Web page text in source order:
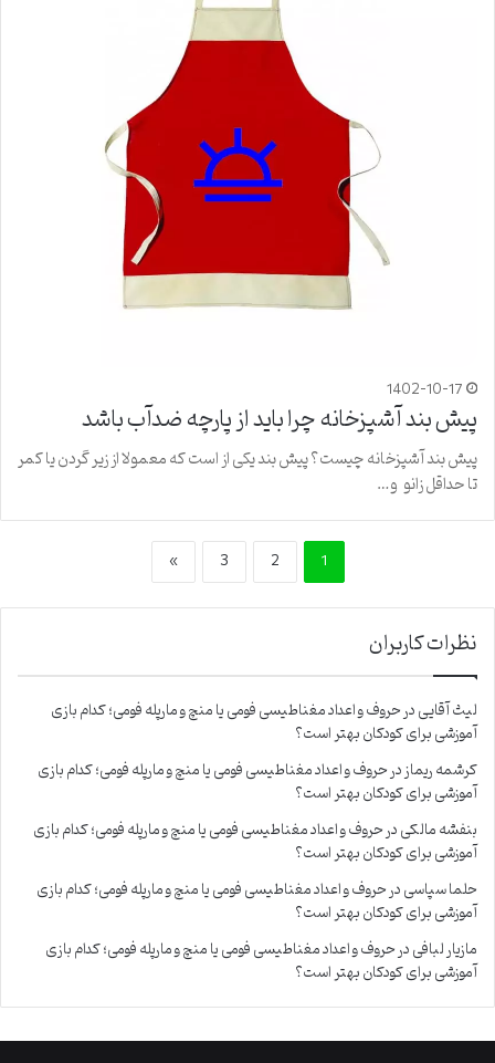
1402-10-17
پیش بند آشپزخانه چرا باید از پارچه ضدآب باشد
پیش بند آشپزخانه چیست؟ پیش بند یکی از است که معمولا از زیر گردن یا کمر
تا حداقل زانو و…
1
2
3
»
نظرات کاربران
لیث آقاییدرحروف و اعداد مغناطیسی فومی یا منچ و مارپله فومی؛ کدام بازی
آموزشی برای کودکان بهتر است؟
کرشمه ریمازدرحروف و اعداد مغناطیسی فومی یا منچ و مارپله فومی؛ کدام بازی
آموزشی برای کودکان بهتر است؟
بنفشه مالکیدرحروف و اعداد مغناطیسی فومی یا منچ و مارپله فومی؛ کدام بازی
آموزشی برای کودکان بهتر است؟
حلما سپاسیدرحروف و اعداد مغناطیسی فومی یا منچ و مارپله فومی؛ کدام بازی
آموزشی برای کودکان بهتر است؟
مازیار لبافیدرحروف و اعداد مغناطیسی فومی یا منچ و مارپله فومی؛ کدام بازی
آموزشی برای کودکان بهتر است؟